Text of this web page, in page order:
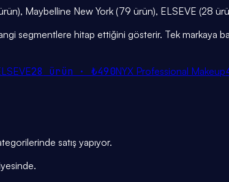
Maybelline New York (79 ürün), ELSEVE (28
segmentlere hitap ettiğini gösterir. Tek markaya
28 ürün ·₺490NYX Professional Makeup
satış yapıyor.